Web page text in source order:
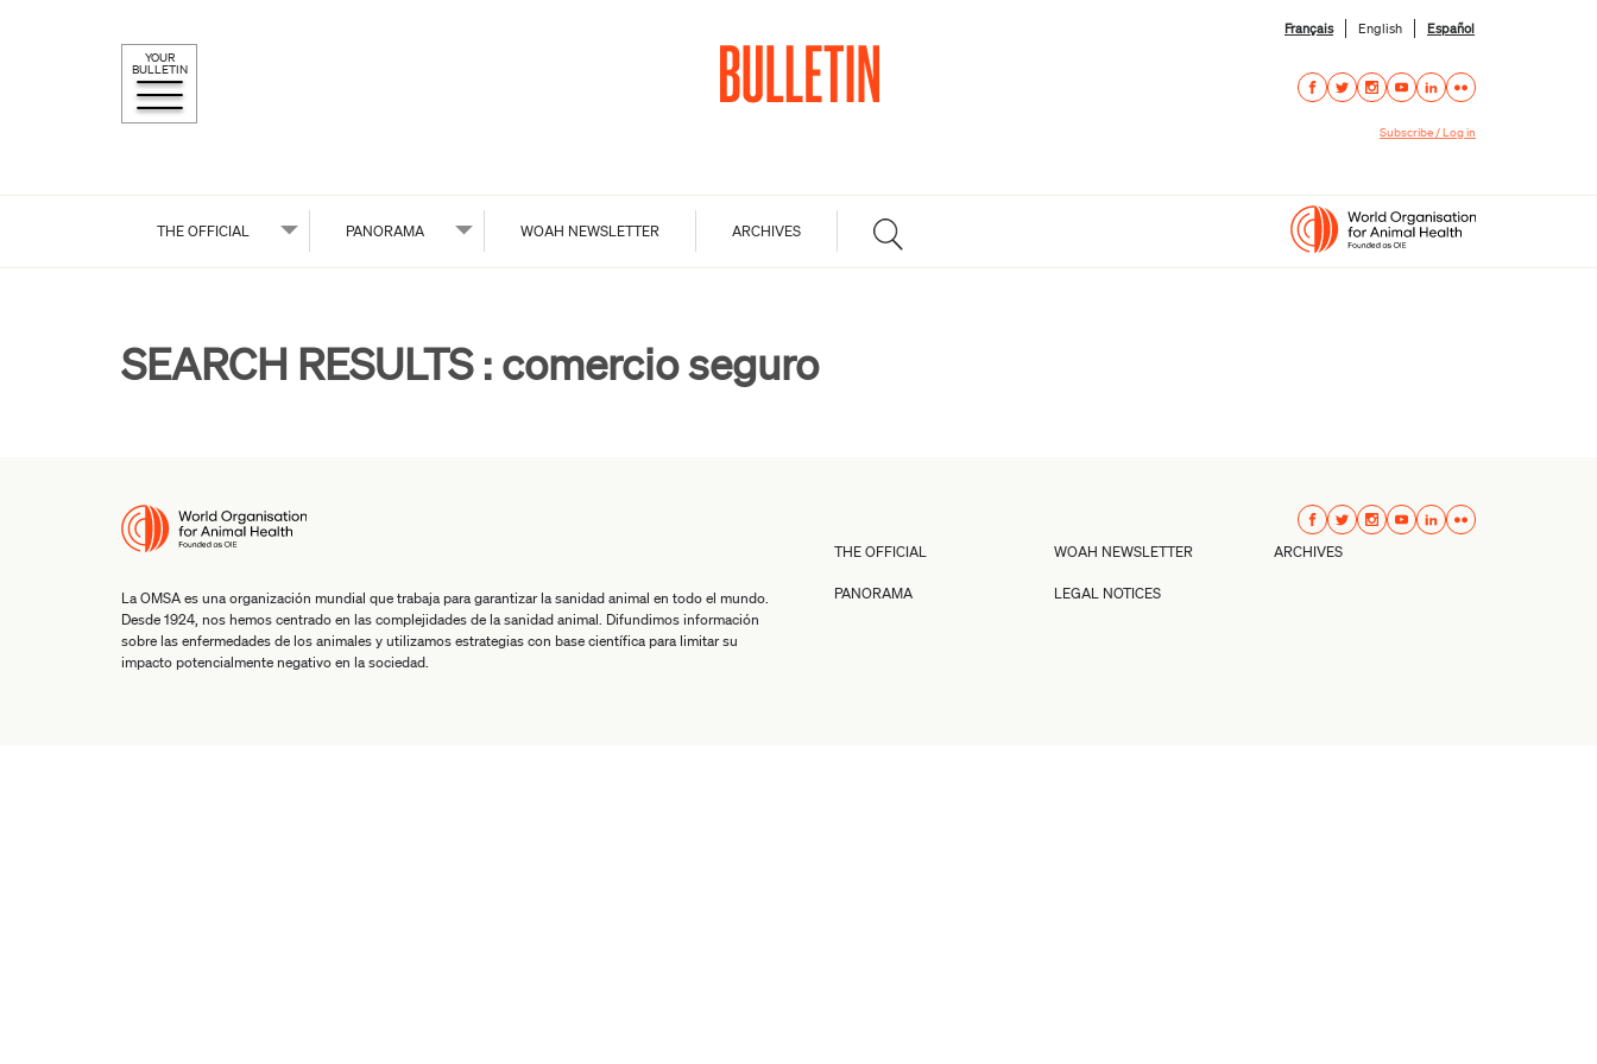
YOUR
BULLETIN
Français English Español
Subscribe / Log in
THE OFFICIAL PANORAMA WOAH NEWSLETTER ARCHIVES
SEARCH RESULTS : comercio seguro
La OMSA es una organización mundial que trabaja para garantizar la sanidad animal en todo el mundo.
Desde 1924, nos hemos centrado en las complejidades de la sanidad animal. Difundimos información
sobre las enfermedades de los animales y utilizamos estrategias con base científica para limitar su
impacto potencialmente negativo en la sociedad.
THE OFFICIAL WOAH NEWSLETTER ARCHIVES
PANORAMA LEGAL NOTICES